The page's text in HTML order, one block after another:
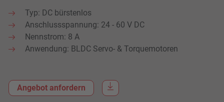
Typ: DC bürstenlos
Anschlussspannung: 24 - 60 V DC
Nennstrom: 8 A
Anwendung: BLDC Servo- & Torquemotoren
Angebot anfordern